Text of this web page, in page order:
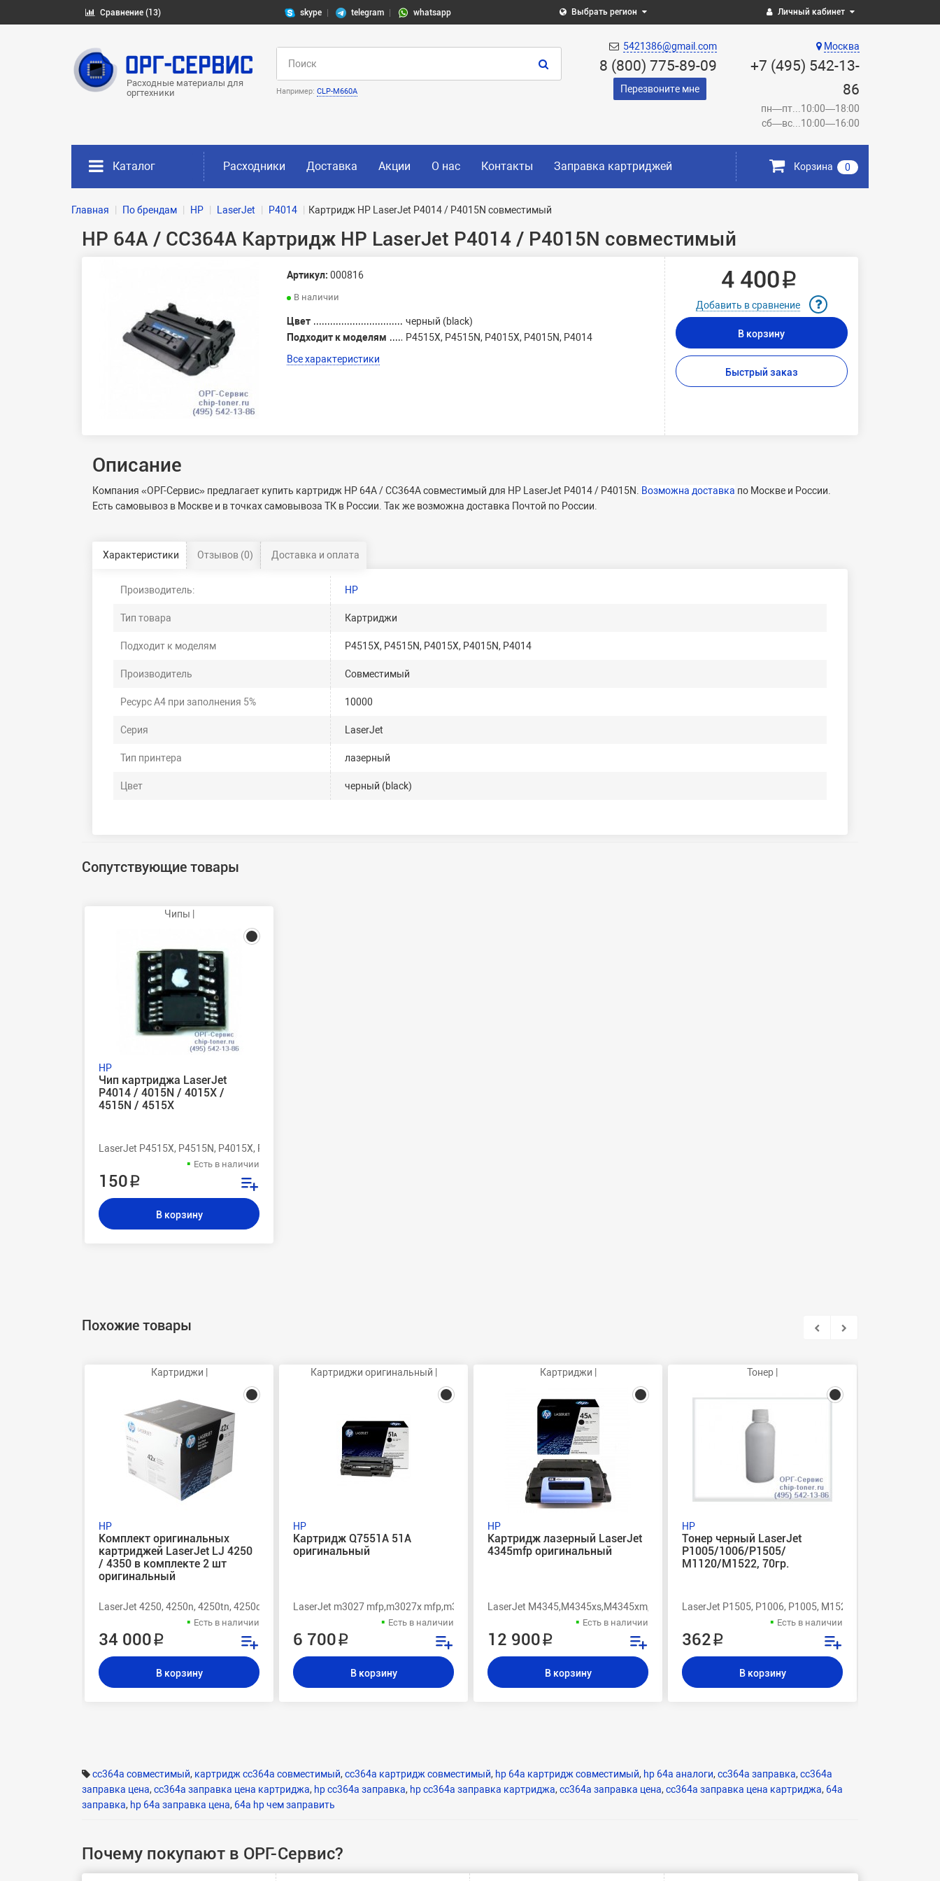
Сравнение (13) skype telegram whatsapp Выбрать регион Личный кабинет
Расходные материалы для
оргтехники
Например: CLP-M660A
Москва
+7 (495) 542-13-
86
пн—пт...10:00—18:00
сб—вс...10:00—16:00
5421386@gmail.com
8 (800) 775-89-09
Перезвоните мне
Каталог Расходники Доставка Акции О нас Контакты Заправка картриджей Корзина 0
Главная По брендам HP LaserJet P4014 Картридж HP LaserJet P4014 / P4015N совместимый
HP 64A / CC364A Картридж HP LaserJet P4014 / P4015N совместимый
Артикул: 000816
В наличии
Цвет
черный (black)
Подходит к моделям
P4515X, P4515N, P4015X, P4015N, P4014
Все характеристики
4 400 ₽
Добавить в сравнение
В корзину
Быстрый заказ
Описание
Компания «ОРГ-Сервис» предлагает купить картридж HP 64A / CC364A совместимый для HP LaserJet P4014 / P4015N. Возможна доставка по Москве и России.
Есть самовывоз в Москве и в точках самовывоза ТК в России. Так же возможна доставка Почтой по России.
Характеристики Отзывов (0) Доставка и оплата
Производитель: HP
Тип товара Картриджи
Подходит к моделям P4515X, P4515N, P4015X, P4015N, P4014
Производитель Совместимый
Ресурс А4 при заполнения 5% 10000
Серия LaserJet
Тип принтера лазерный
Цвет черный (black)
Сопутствующие товары
Чипы |
HP
Чип картриджа LaserJet
P4014 / 4015N / 4015X /
4515N / 4515X
LaserJet P4515X, P4515N, P4015X, P4015N, P4014
Есть в наличии
150 ₽
В корзину
Похожие товары
Картриджи |
HP
Комплект оригинальных
картриджей LaserJet LJ 4250
/ 4350 в комплекте 2 шт
оригинальный
LaserJet 4250, 4250n, 4250tn, 4250dtn, 4250dtnsl, 4350, 4350n, 4350tn, 4350dtn, 4350dtnsl
Есть в наличии
34 000 ₽
В корзину
Картриджи оригинальный |
HP
Картридж Q7551A 51A
оригинальный
LaserJet m3027 mfp,m3027x mfp,m3035 mfp,m3035xs mfp,p3005,p3005d,p3005dn,p3005n,p3005x
Есть в наличии
6 700 ₽
В корзину
Картриджи |
HP
Картридж лазерный LaserJet
4345mfp оригинальный
LaserJet M4345,M4345xs,M4345xm,4345,4345x,4345xs,4345xm
Есть в наличии
12 900 ₽
В корзину
Тонер |
HP
Тонер черный LaserJet
P1005/1006/P1505/
M1120/M1522, 70гр.
LaserJet P1505, P1006, P1005, M1522n, M1120n
Есть в наличии
362 ₽
В корзину
cc364a совместимый, картридж cc364a совместимый, cc364a картридж совместимый, hp 64a картридж совместимый, hp 64a аналоги, cc364a заправка, cc364a
заправка цена, cc364a заправка цена картриджа, hp cc364a заправка, hp cc364a заправка картриджа, cc364a заправка цена, cc364a заправка цена картриджа, 64a
заправка, hp 64a заправка цена, 64a hp чем заправить
Почему покупают в ОРГ-Сервис?